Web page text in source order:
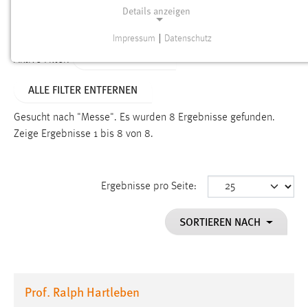
Aktive Filter:
ALLE FILTER ENTFERNEN
Gesucht nach "Messe". Es wurden 8 Ergebnisse gefunden.
Zeige Ergebnisse 1 bis 8 von 8.
Ergebnisse pro Seite:
SORTIEREN NACH
Prof. Ralph Hartleben
Details anzeigen
Funktionen und sind für die einwandfreie Funktion der
Einverständnis
cookie_consent
Dieser Cookie speichert die ausgewählten Einverständnis-
Impressum Datenschutz